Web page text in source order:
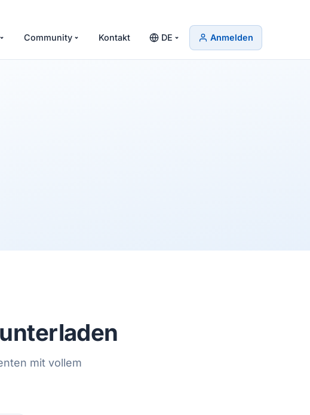
Community Kontakt DE Anmelden
mit vollem